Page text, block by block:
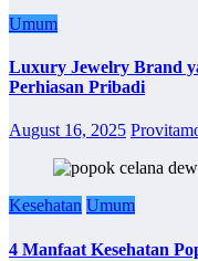
Umum
Luxury Jewelry Brand
Perhiasan Pribadi
August 16, 2025
Kesehatan Umum
4 Manfaat Kesehatan